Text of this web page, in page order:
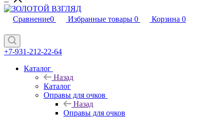
Сравнение0 Избранные товары 0 Корзина 0
+7-931-212-22-64
Каталог
Назад
Каталог
Оправы для очков
Назад
Оправы для очков